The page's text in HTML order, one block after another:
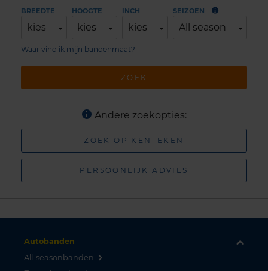
BREEDTE
kies
HOOGTE
kies
INCH
kies
SEIZOEN
All season
ZOEK
Waar vind ik mijn bandenmaat?
Andere zoekopties:
ZOEK OP KENTEKEN
PERSOONLIJK ADVIES
Autobanden
All-seasonbanden